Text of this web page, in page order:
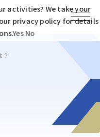
activities? We take your
privacy policy for details
Yes No